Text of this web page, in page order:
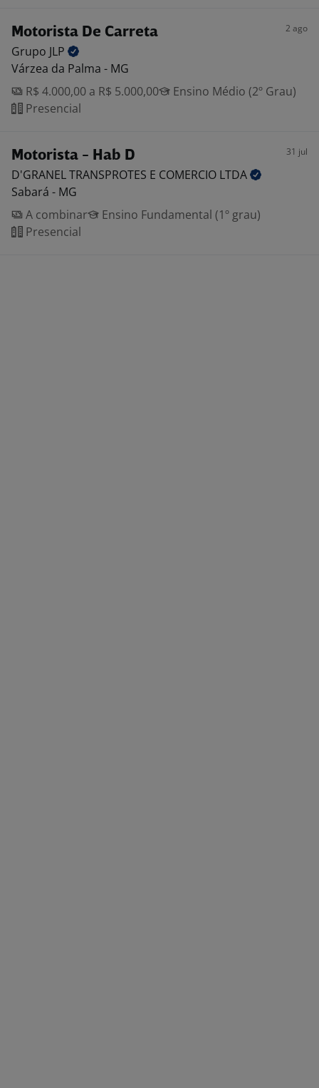
Motorista De Carreta 2 ago
Grupo JLP
Várzea da Palma - MG
R$ 4.000,00 a R$ 5.000,00
Ensino Médio (2º Grau)
Presencial
Motorista - Hab D 31 jul
D'GRANEL TRANSPROTES E COMERCIO LTDA
Sabará - MG
A combinar
Ensino Fundamental (1º grau)
Presencial